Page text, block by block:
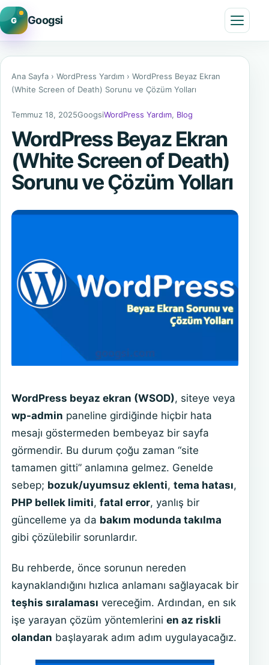
G Googsi
Menü
Ana Sayfa › WordPress Yardım › WordPress Beyaz Ekran
(White Screen of Death) Sorunu ve Çözüm Yolları
Temmuz 18, 2025GoogsiWordPress Yardım, Blog
WordPress Beyaz Ekran
(White Screen of Death)
Sorunu ve Çözüm Yolları
WordPress beyaz ekran (WSOD), siteye veya
wp-admin paneline girdiğinde hiçbir hata
mesajı göstermeden bembeyaz bir sayfa
görmendir. Bu durum çoğu zaman “site
tamamen gitti” anlamına gelmez. Genelde
sebep; bozuk/uyumsuz eklenti, tema hatası,
PHP bellek limiti, fatal error, yanlış bir
güncelleme ya da bakım modunda takılma
gibi çözülebilir sorunlardır.
Bu rehberde, önce sorunun nereden
kaynaklandığını hızlıca anlamanı sağlayacak bir
teşhis sıralaması vereceğim. Ardından, en sık
işe yarayan çözüm yöntemlerini en az riskli
olandan başlayarak adım adım uygulayacağız.